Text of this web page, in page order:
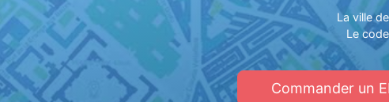
La ville
Le
Commander un